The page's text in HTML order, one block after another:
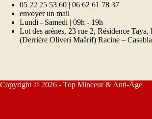
05 22 25 53 60 | 06 62 61 78 37
envoyer un mail
Lundi - Samedi | 09h - 19h
Lot des arènes, 23 rue 2, Résidence
(Derrière Oliveri Maârif) Racine –
Copyright © 2026 - Top Minceur & Anti-Âge